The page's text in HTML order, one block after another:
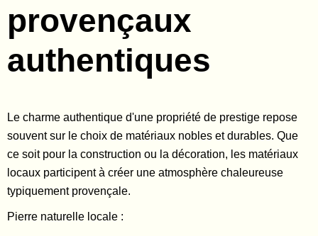
provençaux
authentiques
Le charme authentique d'une propriété de prestige repose
souvent sur le choix de matériaux nobles et durables. Que
ce soit pour la construction ou la décoration, les matériaux
locaux participent à créer une atmosphère chaleureuse
typiquement provençale.
Pierre naturelle locale :